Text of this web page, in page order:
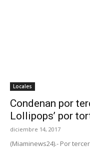
Locales
Condenan por
Lollipops’ por
diciembre 14, 2017
(Miaminews24).- Por